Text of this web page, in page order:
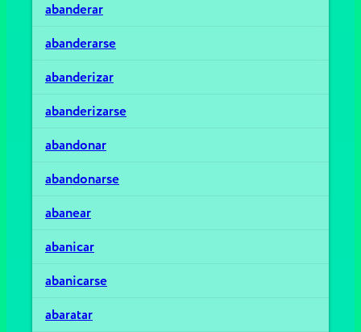
abanderar
abanderarse
abanderizar
abanderizarse
abandonar
abandonarse
abanear
abanicar
abanicarse
abaratar